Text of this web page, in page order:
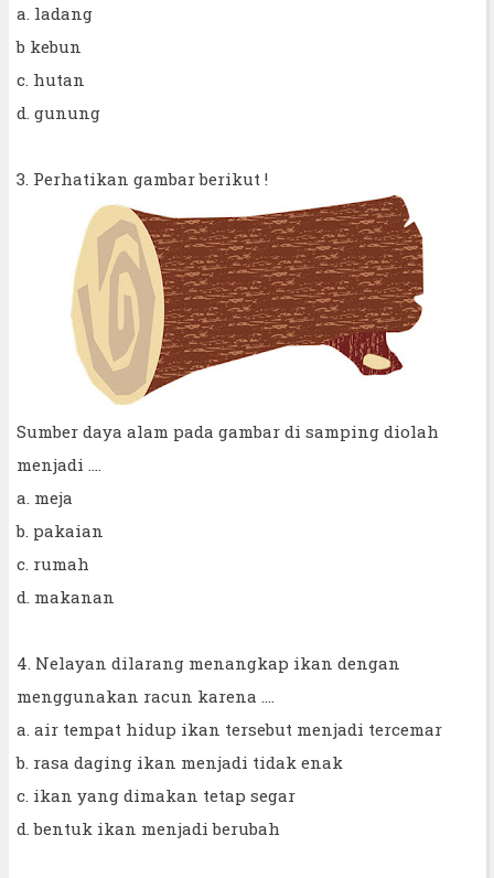
a. ladang
b kebun
c. hutan
d. gunung
3. Perhatikan gambar berikut !
Sumber daya alam pada gambar di samping diolah
menjadi ....
a. meja
b. pakaian
c. rumah
d. makanan
4. Nelayan dilarang menangkap ikan dengan
menggunakan racun karena ....
a. air tempat hidup ikan tersebut menjadi tercemar
b. rasa daging ikan menjadi tidak enak
c. ikan yang dimakan tetap segar
d. bentuk ikan menjadi berubah